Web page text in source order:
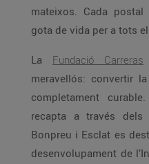
mateixos. Cada
gota de vida per a tots
La Fundació Carreras
meravellós: convertir
completament
recapta a través
Bonpreu i Esclat es
desenvolupament de